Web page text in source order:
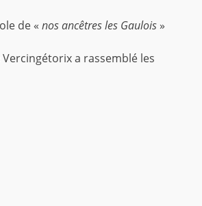
de « nos ancêtres les Gaulois»
a rassemblé les